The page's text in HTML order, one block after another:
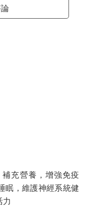
充營養，增強免疫
眠，維護神經系統健
力